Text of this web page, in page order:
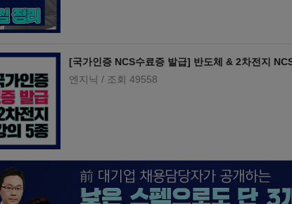
[국가인증 NCS수료증 발급] 반도체 & 2차전지
엔지닉 / 조회 49558